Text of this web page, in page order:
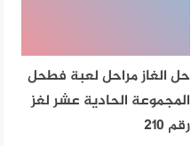
حل الغاز مراحل لعبة فطحل
المجموعة الحادية عشر لغز
رقم 210